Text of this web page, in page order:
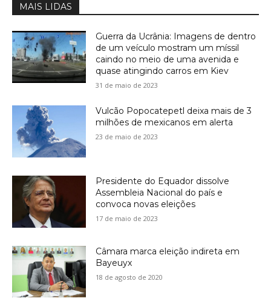
MAIS LIDAS
Guerra da Ucrânia: Imagens de dentro
de um veículo mostram um míssil
caindo no meio de uma avenida e
quase atingindo carros em Kiev
31 de maio de 2023
Vulcão Popocatepetl deixa mais de 3
milhões de mexicanos em alerta
23 de maio de 2023
Presidente do Equador dissolve
Assembleia Nacional do país e
convoca novas eleições
17 de maio de 2023
Câmara marca eleição indireta em
Bayeuyx
18 de agosto de 2020